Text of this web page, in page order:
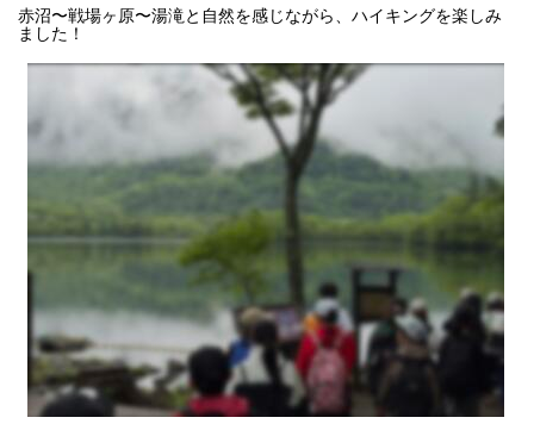
赤沼〜戦場ヶ原〜湯滝と自然を感じながら、ハイキングを楽しみ
ました！